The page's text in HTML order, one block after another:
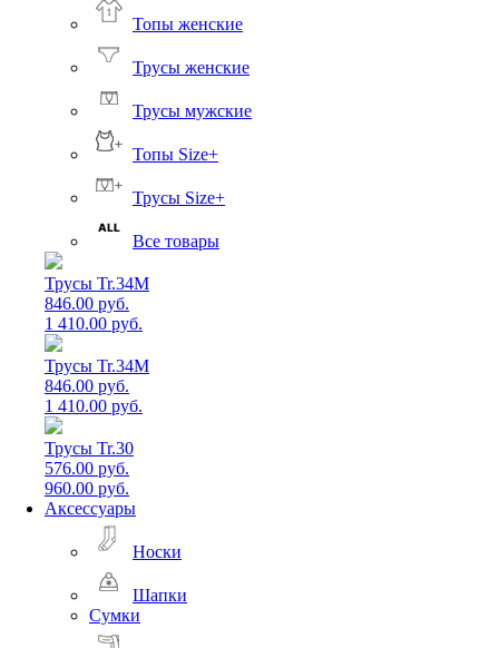
Топы женские
Трусы женские
Трусы мужские
Топы Size+
Трусы Size+
Все товары
Трусы Tr.34M
846.00 руб.
1 410.00 руб.
Трусы Tr.34M
846.00 руб.
1 410.00 руб.
Трусы Tr.30
576.00 руб.
960.00 руб.
Аксессуары
Носки
Шапки
Сумки